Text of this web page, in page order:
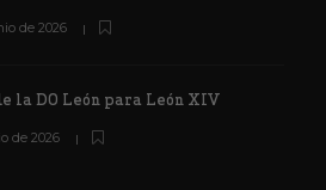
de 2026
la DO León para León XIV
de 2026